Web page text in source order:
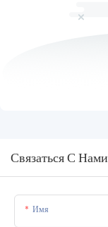
Связаться С Нами
Имя